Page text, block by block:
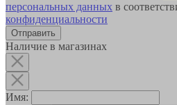
персональных данных в
конфиденциальности
Наличие в магазинах
Имя: